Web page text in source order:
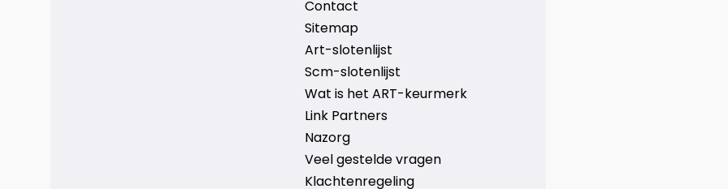
Contact
Sitemap
Art-slotenlijst
Scm-slotenlijst
Wat is het ART-keurmerk
Link Partners
Nazorg
Veel gestelde vragen
Klachtenregeling